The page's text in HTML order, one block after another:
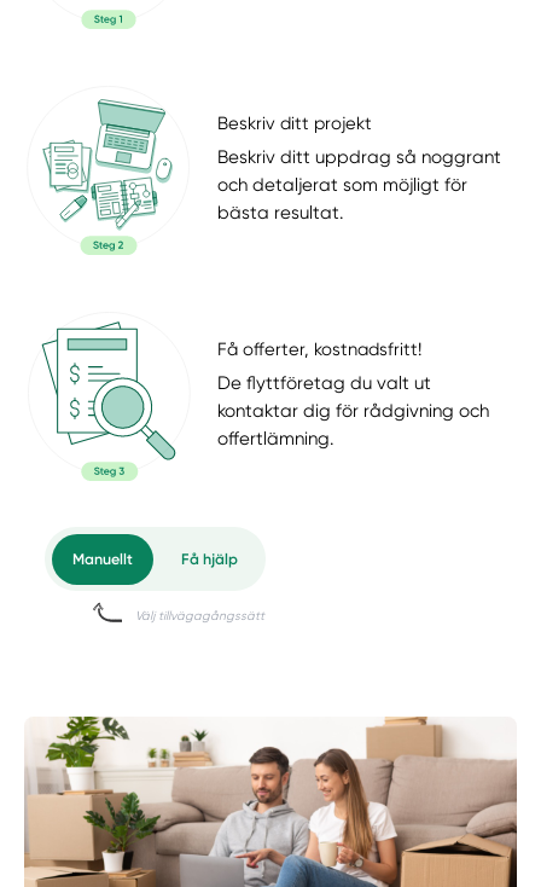
Beskriv ditt projekt
Beskriv ditt uppdrag så noggrant
och detaljerat som möjligt för
bästa resultat.
Få offerter, kostnadsfritt!
De flyttföretag du valt ut
kontaktar dig för rådgivning och
offertlämning.